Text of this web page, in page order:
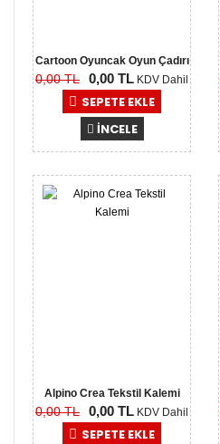
Cartoon Oyuncak Oyun Çadırı
0,00 TL 0,00 TL KDV Dahil
SEPETE EKLE
İNCELE
0,00
Alpino Crea Tekstil Kalemi
0,00 TL 0,00 TL KDV Dahil
SEPETE EKLE